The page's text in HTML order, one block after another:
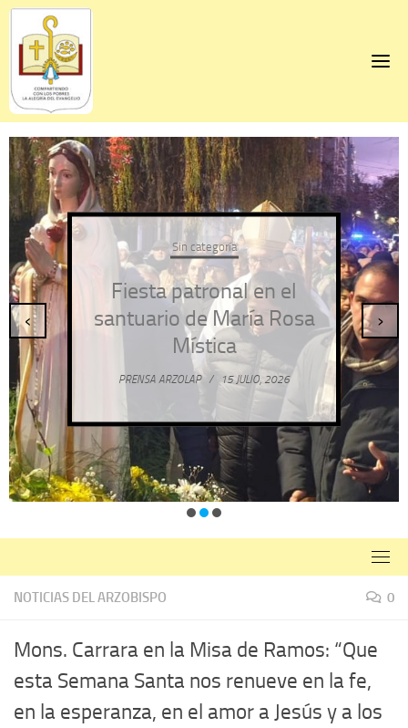
Skip
content
Sin categoría
Fiesta patronal en el
santuario de María Rosa
Mística
PRENSA ARZOLAP / 15 JULIO, 2026
‹ ›
NOTICIAS DEL ARZOBISPO 0
Mons. Carrara en la Misa de Ramos: “Que
esta Semana Santa nos renueve en la fe,
en la esperanza, en el amor a Jesús y a los